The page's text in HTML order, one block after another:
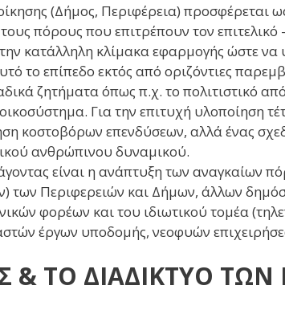
(Δήμος, Περιφέρεια) προσφέρεται
τους πόρους που επιτρέπουν τον
κατάλληλη κλίμακα εφαρμογής ώστε
το επίπεδο εκτός από οριζόντιες
ζητήματα όπως π.χ. το πολιτιστικό
Για την επιτυχή υλοποίηση
κοστοβόρων επενδύσεων, αλλά ένας
ανθρώπινου δυναμικού.
είναι η ανάπτυξη των αναγκαίων
των Περιφερειών και Δήμων, άλλων
φορέων και του ιδιωτικού τομέα
έργων υποδομής, νεοφυών
& ΤΟ ΔΙΑΔΙΚΤΥΟ